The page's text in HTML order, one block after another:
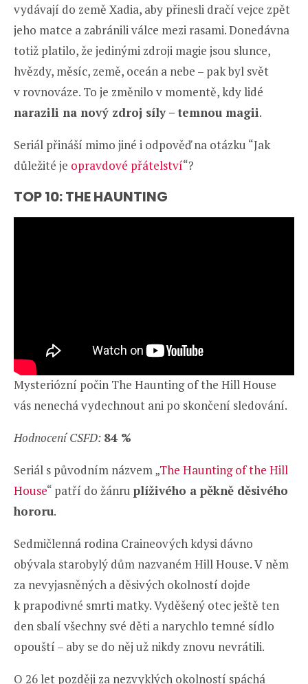
vydávají do země Xadia, aby přinesli dračí vejce zpět
jeho matce a zabránili válce mezi rasami. Donedávna
totiž platilo, že jedinými zdroji magie jsou slunce,
hvězdy, měsíc, země, oceán a nebe – pak byl svět
v rovnováze. To je změnilo v momentě, kdy lidé
narazili na nový zdroj síly – temnou magii.
Seriál přináší mimo jiné i odpověď na otázku “Jak
důležité je opravdové přátelství“?
TOP 10: THE HAUNTING
Mysteriózní počin The Haunting of the Hill House
vás nenechá vydechnout ani po skončení sledování.
Hodnocení CSFD: 84 %
Seriál s původním názvem „The Haunting of the Hill
House“ patří do žánru plíživého a pěkně děsivého
hororu.
Sedmičlenná rodina Craineových kdysi dávno
obývala starobylý dům nazvaném Hill House. V něm
za nevyjasněných a děsivých okolností dojde
k prapodivné smrti matky. Vyděšený otec ještě ten
den sbalí všechny své děti a narychlo temné sídlo
opouští – aby se do něj už nikdy znovu nevrátili.
O 26 let později za nezvyklých okolností spáchá